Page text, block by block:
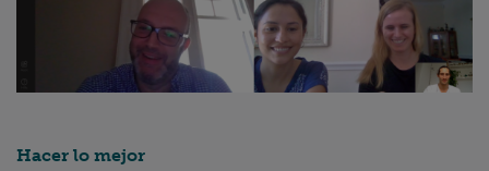
Hacer lo mejor